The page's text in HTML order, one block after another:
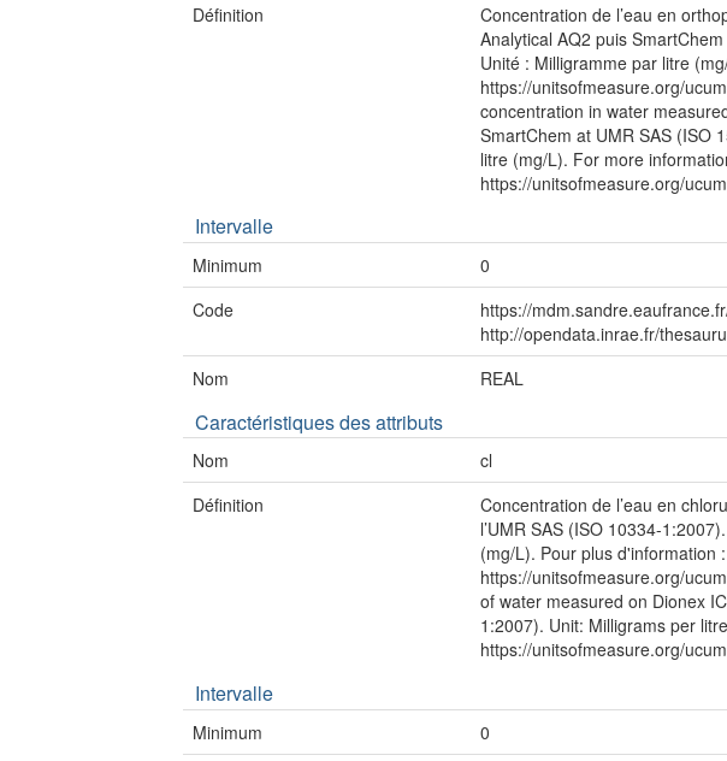
Définition
Concentration de l’eau en
Analytical AQ2 puis
Unité : Milligramme par litre
https://unitsofmeasure.org/
concentration in water
SmartChem at UMR SAS (ISO
litre (mg/L). For more
https://unitsofmeasure.org/
Intervalle
Minimum
0
Code
https://
http://opendata.inrae.fr/
Nom
REAL
Caractéristiques des attributs
Nom
cl
Définition
Concentration de l’eau en
l’UMR SAS (ISO 10334-
(mg/L). Pour plus d'information :
https://unitsofmeasure.org/
of water measured on Dionex
1:2007). Unit: Milligrams per
https://unitsofmeasure.org/
Intervalle
Minimum 0